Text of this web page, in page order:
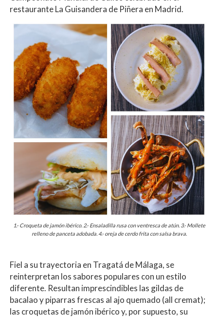
restaurante La Guisandera de Piñera en Madrid.
1.- Croqueta de jamón ibérico. 2.- Ensaladilla rusa con ventresca de atún. 3.- Mollete
relleno de panceta adobada. 4.- oreja de cerdo frita con salsa brava.
Fiel a su trayectoria en Tragatá de Málaga, se
reinterpretan los sabores populares con un estilo
diferente. Resultan imprescindibles las gildas de
bacalao y piparras frescas al ajo quemado (all cremat);
las croquetas de jamón ibérico y, por supuesto, su